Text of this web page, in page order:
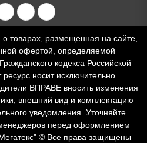
VKvideoRuTubeDzen
размещенная на сайте,
офертой, определяемой
кодекса Российской
носит исключительно
ВПРАВЕ вносить изменения
внешний вид и комплектацию
уведомления. Уточняйте
перед оформлением
© Все права защищены